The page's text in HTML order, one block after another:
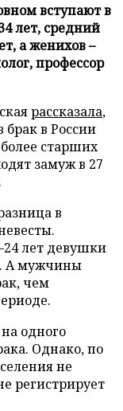
вступают в
лет, средний
а женихов –
профессор
рассказала,
брак в России
старших
замуж в 27
в
лет девушки
А мужчины
чем
одного
Однако, по
не
регистрирует